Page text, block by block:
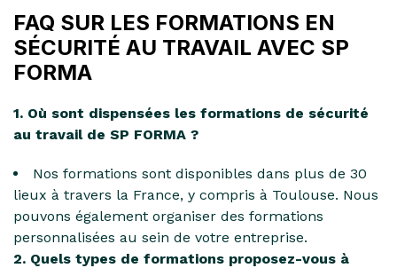
FAQ SUR LES FORMATIONS EN
SÉCURITÉ AU TRAVAIL AVEC SP
FORMA
1. Où sont dispensées les formations de sécurité
au travail de SP FORMA ?
Nos formations sont disponibles dans plus de 30
lieux à travers la France, y compris à Toulouse. Nous
pouvons également organiser des formations
personnalisées au sein de votre entreprise.
2. Quels types de formations proposez-vous à